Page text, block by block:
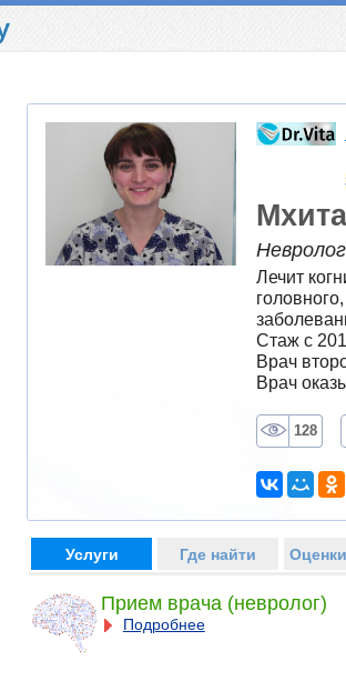
Невролог
Лечит
Стаж с
Врач
Врач
128
Услуги Где найти
Прием врача (невролог)
Подробнее